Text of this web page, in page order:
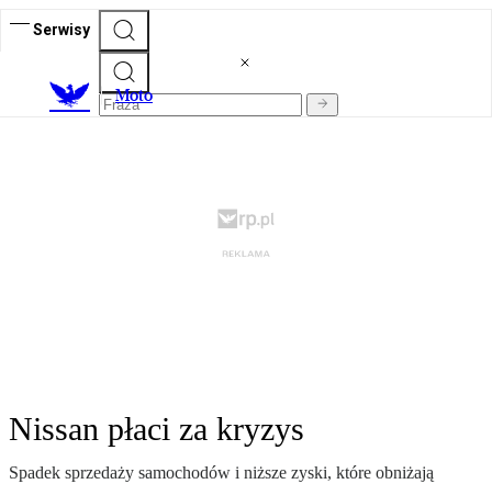
Serwisy
Moto
Nissan płaci za kryzys
Spadek sprzedaży samochodów i niższe zyski, które obniżają